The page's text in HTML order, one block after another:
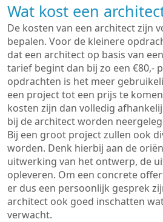
Wat kost een
De kosten van een architect zijn
bepalen. Voor de kleinere
dat een architect op basis van
tarief begint dan bij zo een €80,-
opdrachten is het meer
een project tot een prijs te
kosten zijn dan volledig
bij de architect worden
Bij een groot project zullen ook
worden. Denk hierbij aan de
uitwerking van het ontwerp, de
opleveren. Om een concrete
er dus een persoonlijk gesprek
architect ook goed inschatten
verwacht.